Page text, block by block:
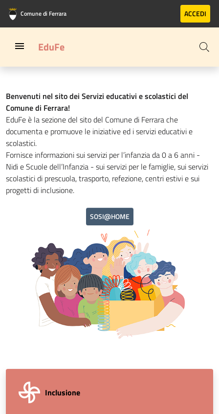
Vai al contenuto principale
Vai al footer
Comune di Ferrara ACCEDI
EduFe
Benvenuti nel sito dei Servizi educativi e scolastici del
Comune di Ferrara!
EduFe è la sezione del sito del Comune di Ferrara che
documenta e promuove le iniziative ed i servizi educativi e
scolastici.
Fornisce informazioni sui servizi per l’infanzia da 0 a 6 anni -
Nidi e Scuole dell’Infanzia - sui servizi per le famiglie, sui servizi
scolastici di prescuola, trasporto, refezione, centri estivi e sui
progetti di inclusione.
SOSI@HOME
Inclusione